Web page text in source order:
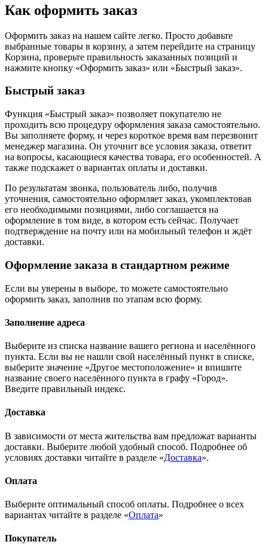
Как оформить заказ
Оформить заказ на нашем сайте легко. Просто добавьте
выбранные товары в корзину, а затем перейдите на страницу
Корзина, проверьте правильность заказанных позиций и
нажмите кнопку «Оформить заказ» или «Быстрый заказ».
Быстрый заказ
Функция «Быстрый заказ» позволяет покупателю не
проходить всю процедуру оформления заказа самостоятельно.
Вы заполняете форму, и через короткое время вам перезвонит
менеджер магазина. Он уточнит все условия заказа, ответит
на вопросы, касающиеся качества товара, его особенностей. А
также подскажет о вариантах оплаты и доставки.
По результатам звонка, пользователь либо, получив
уточнения, самостоятельно оформляет заказ, укомплектовав
его необходимыми позициями, либо соглашается на
оформление в том виде, в котором есть сейчас. Получает
подтверждение на почту или на мобильный телефон и ждёт
доставки.
Оформление заказа в стандартном режиме
Если вы уверены в выборе, то можете самостоятельно
оформить заказ, заполнив по этапам всю форму.
Заполнение адреса
Выберите из списка название вашего региона и населённого
пункта. Если вы не нашли свой населённый пункт в списке,
выберите значение «Другое местоположение» и впишите
название своего населённого пункта в графу «Город».
Введите правильный индекс.
Доставка
В зависимости от места жительства вам предложат варианты
доставки. Выберите любой удобный способ. Подробнее об
условиях доставки читайте в разделе «Доставка».
Оплата
Выберите оптимальный способ оплаты. Подробнее о всех
вариантах читайте в разделе «Оплата»
Покупатель